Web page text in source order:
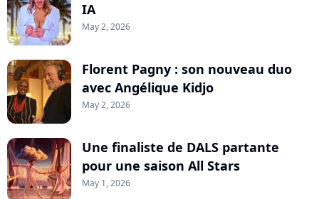
IA
May 2, 2026
Florent Pagny : son nouveau duo
avec Angélique Kidjo
May 2, 2026
Une finaliste de DALS partante
pour une saison All Stars
May 1, 2026